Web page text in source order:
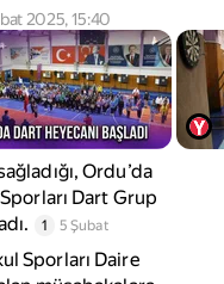
2025, 15:40
Ordu’da
Dart Grup
1 5 Şubat
Sporları Daire